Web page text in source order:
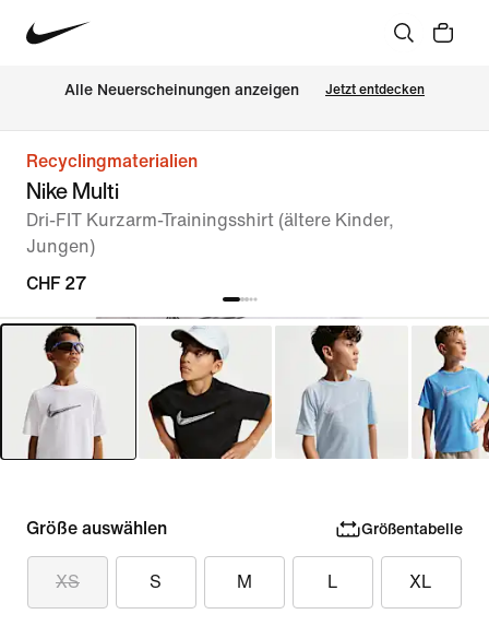
Alle Neuerscheinungen anzeigen Jetzt entdecken
Recyclingmaterialien
Nike Multi
Dri-FIT Kurzarm-Trainingsshirt (ältere Kinder,
Jungen)
CHF 27
Größe auswählen Größentabelle
XS S M L XL